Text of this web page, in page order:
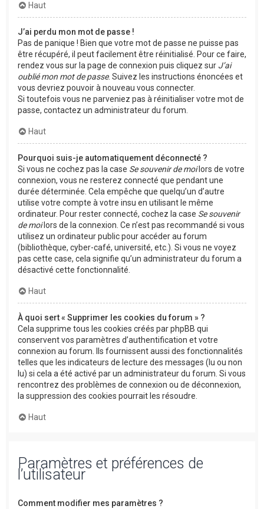
Haut
J’ai perdu mon mot de passe !
Pas de panique ! Bien que votre mot de passe ne puisse pas
être récupéré, il peut facilement être réinitialisé. Pour ce faire,
rendez vous sur la page de connexion puis cliquez sur J’ai
oublié mon mot de passe. Suivez les instructions énoncées et
vous devriez pouvoir à nouveau vous connecter.
Si toutefois vous ne parveniez pas à réinitialiser votre mot de
passe, contactez un administrateur du forum.
Haut
Pourquoi suis-je automatiquement déconnecté ?
Si vous ne cochez pas la case Se souvenir de moilors de votre
connexion, vous ne resterez connecté que pendant une
durée déterminée. Cela empêche que quelqu’un d’autre
utilise votre compte à votre insu en utilisant le même
ordinateur. Pour rester connecté, cochez la case Se souvenir
de moilors de la connexion. Ce n’est pas recommandé si vous
utilisez un ordinateur public pour accéder au forum
(bibliothèque, cyber-café, université, etc.). Si vous ne voyez
pas cette case, cela signifie qu’un administrateur du forum a
désactivé cette fonctionnalité.
Haut
À quoi sert « Supprimer les cookies du forum » ?
Cela supprime tous les cookies créés par phpBB qui
conservent vos paramètres d’authentification et votre
connexion au forum. Ils fournissent aussi des fonctionnalités
telles que les indicateurs de lecture des messages (lu ou non
lu) si cela a été activé par un administrateur du forum. Si vous
rencontrez des problèmes de connexion ou de déconnexion,
la suppression des cookies pourrait les résoudre.
Haut
Paramètres et préférences de
l’utilisateur
Comment modifier mes paramètres ?